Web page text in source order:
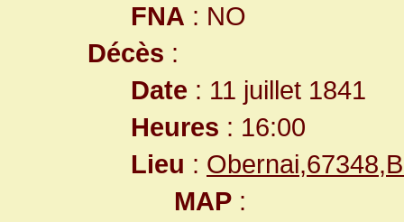
FNA : NO
Décès :
Date : 11 juillet 1841
Heures : 16:00
Lieu :
MAP :